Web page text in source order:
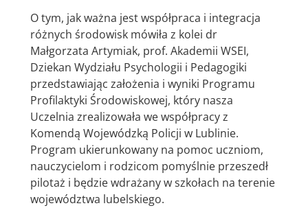
O tym, jak ważna jest współpraca i integracja
różnych środowisk mówiła z kolei dr
Małgorzata Artymiak, prof. Akademii WSEI,
Dziekan Wydziału Psychologii i Pedagogiki
przedstawiając założenia i wyniki Programu
Profilaktyki Środowiskowej, który nasza
Uczelnia zrealizowała we współpracy z
Komendą Wojewódzką Policji w Lublinie.
Program ukierunkowany na pomoc uczniom,
nauczycielom i rodzicom pomyślnie przeszedł
pilotaż i będzie wdrażany w szkołach na terenie
województwa lubelskiego.